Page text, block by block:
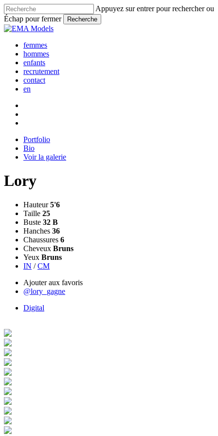
Skip
to
main
content
Appuyez sur entrer pour rechercher ou
Échap pour fermer
Recherche
Fermer
recherchefemmes
hommes
enfants
recrutement
contact
en
Portfolio
Bio
Voir la galerie
Lory
Hauteur 5'6
Taille 25
Buste 32 B
Hanches 36
Chaussures 6
Cheveux Bruns
Yeux Bruns
IN /CM
Ajouter aux favoris
@lory_gagne
Digital